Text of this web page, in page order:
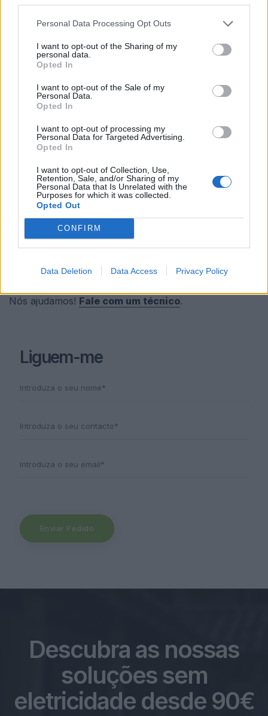
Personal Data Processing Opt Outs
I want to opt-out of the Sharing of my
personal data.
Opted In
I want to opt-out of the Sale of my
Personal Data.
Opted In
I want to opt-out of processing my
Personal Data for Targeted Advertising.
Opted In
I want to opt-out of Collection, Use,
Retention, Sale, and/or Sharing of my
Personal Data that Is Unrelated with the
Purposes for which it was collected.
Opted Out
CONFIRM
Data Deletion Data Access Privacy Policy
Mais segurança para a sua casa
ou empresa
Seja contatado por um técnico, sem qualquer
Nós ajudamos! Fale com um técnico.
Liguem-me
Enviar Pedido
Descubra as nossas
soluções sem
eletricidade desde 90€